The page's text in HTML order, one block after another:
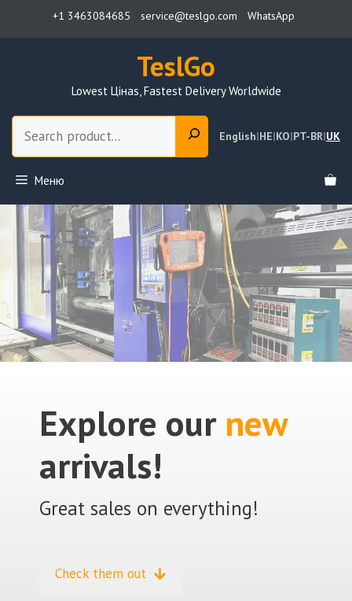
+1 3463084685 service@teslgo.com WhatsApp
TeslGo
Lowest Цінаs, Fastest Delivery Worldwide
English|HE|KO|PT-BR|UK
Меню
Explore our new
arrivals!
Great sales on everything!
Check them out